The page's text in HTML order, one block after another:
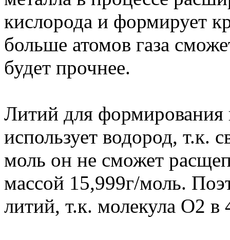
кислорода и формирует
больше атомов газа
будет прочнее.
Литий для формирования
использует водород, т.к.
моль он не сможет
массой 15,999г/моль.
литий, т.к. молекула О2 в